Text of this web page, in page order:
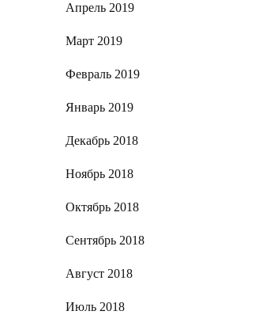
Апрель 2019
Март 2019
Февраль 2019
Январь 2019
Декабрь 2018
Ноябрь 2018
Октябрь 2018
Сентябрь 2018
Август 2018
Июль 2018